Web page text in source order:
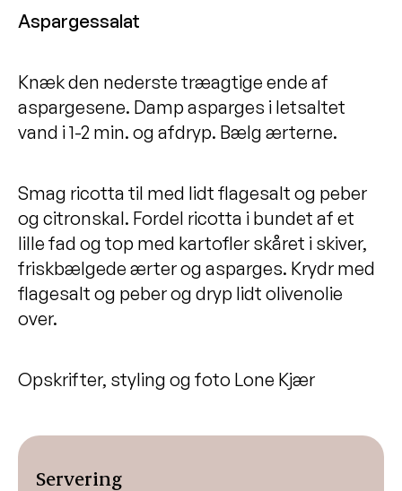
Aspargessalat
Knæk den nederste træagtige ende af
aspargesene. Damp asparges i letsaltet
vand i 1-2 min. og afdryp. Bælg ærterne.
Smag ricotta til med lidt flagesalt og peber
og citronskal. Fordel ricotta i bundet af et
lille fad og top med kartofler skåret i skiver,
friskbælgede ærter og asparges. Krydr med
flagesalt og peber og dryp lidt olivenolie
over.
Opskrifter, styling og foto Lone Kjær
Servering